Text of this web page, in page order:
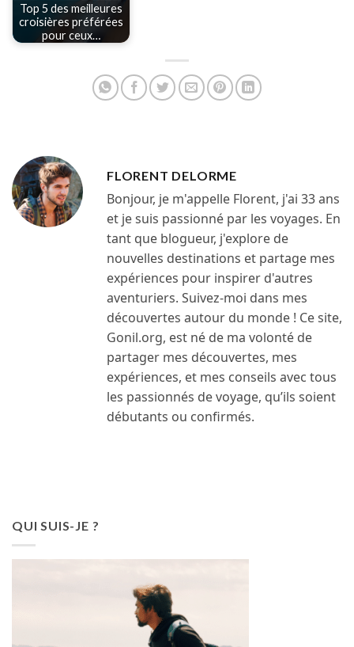
Top 5 des meilleures
croisières préférées
pour ceux…
FLORENT DELORME
Bonjour, je m'appelle Florent, j'ai 33 ans
et je suis passionné par les voyages. En
tant que blogueur, j'explore de
nouvelles destinations et partage mes
expériences pour inspirer d'autres
aventuriers. Suivez-moi dans mes
découvertes autour du monde ! Ce site,
Gonil.org, est né de ma volonté de
partager mes découvertes, mes
expériences, et mes conseils avec tous
les passionnés de voyage, qu’ils soient
débutants ou confirmés.
QUI SUIS-JE ?